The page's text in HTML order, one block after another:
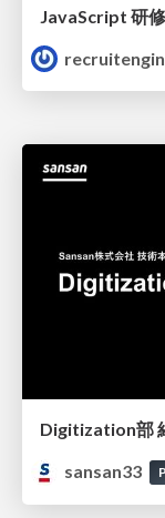
JavaScript 研
Digitization部
sansan33